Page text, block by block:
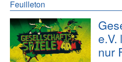
Feuilleton
e.V.
nur